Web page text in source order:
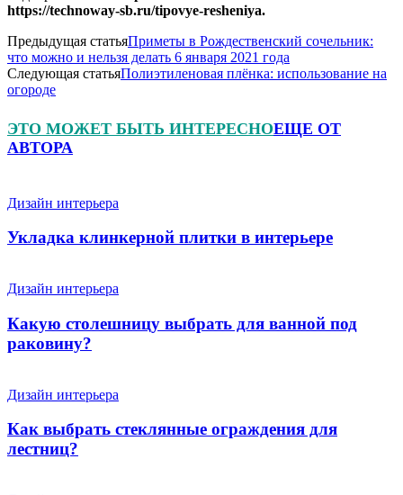
https://technoway-sb.ru/tipovye-resheniya.
Предыдущая статьяПриметы в Рождественский сочельник:
что можно и нельзя делать 6 января 2021 года
Следующая статьяПолиэтиленовая плёнка: использование на
огороде
ЭТО МОЖЕТ БЫТЬ ИНТЕРЕСНОЕЩЕ ОТ
АВТОРА
Дизайн интерьера
Укладка клинкерной плитки в интерьере
Дизайн интерьера
Какую столешницу выбрать для ванной под
раковину?
Дизайн интерьера
Как выбрать стеклянные ограждения для
лестниц?